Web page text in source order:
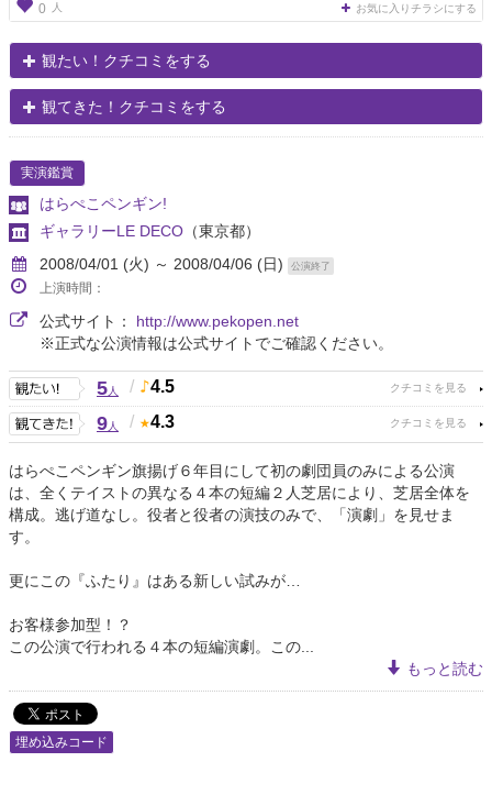
0 人 お気に入りチラシにする
観たい！クチコミをする
観てきた！クチコミをする
実演鑑賞
はらぺこペンギン!
ギャラリーLE DECO （東京都）
2008/04/01 (火) ～ 2008/04/06 (日)
公演終了
上演時間：
公式サイト： http://www.pekopen.net
※正式な公演情報は公式サイトでご確認ください。
5人 / 4.5
9人 / 4.3
はらぺこペンギン旗揚げ６年目にして初の劇団員のみによる公演
は、全くテイストの異なる４本の短編２人芝居により、芝居全体を
構成。逃げ道なし。役者と役者の演技のみで、「演劇」を見せま
す。
更にこの『ふたり』はある新しい試みが…
お客様参加型！？
この公演で行われる４本の短編演劇。この...
もっと読む
埋め込みコード